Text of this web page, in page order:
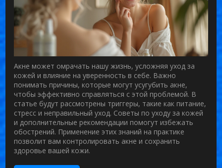
Акне может омрачать нашу жизнь, усложняя уход за
кожей и влияние на уверенность в себе. Важно
понимать причины, которые могут усугубить акне,
чтобы эффективно справляться с этой проблемой. В
статье будут рассмотрены триггеры, такие как питание,
стресс и неправильный уход. Советы по уходу за кожей
и дополнительные рекомендации помогут избежать
обострений. Применение этих знаний на практике
позволит вам контролировать акне и сохранить
здоровье вашей кожи.